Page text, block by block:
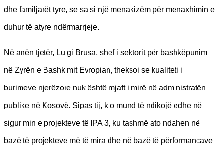
dhe familjarët tyre, se sa si një menakizëm për menaxhimin e
duhur të atyre ndërmarrjeje.
Në anën tjetër, Luigi Brusa, shef i sektorit për bashkëpunim
në Zyrën e Bashkimit Evropian, theksoi se kualiteti i
burimeve njerëzore nuk është mjaft i mirë në administratën
publike në Kosovë. Sipas tij, kjo mund të ndikojë edhe në
sigurimin e projekteve të IPA 3, ku tashmë ato ndahen në
bazë të projekteve më të mira dhe në bazë të përformancave